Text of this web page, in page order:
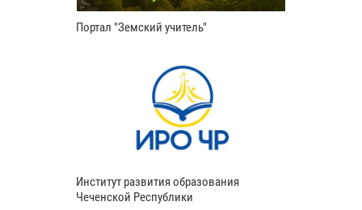
Портал "Земский учитель"
Институт развития образования
Чеченской Республики